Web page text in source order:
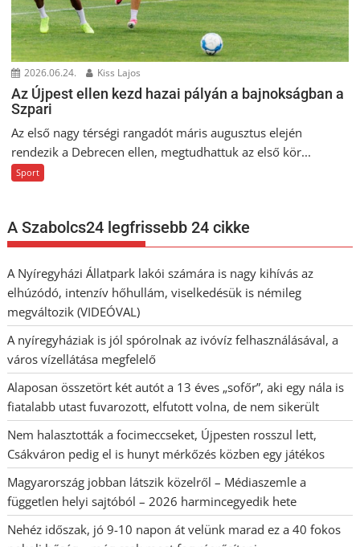
2026.06.24. Kiss Lajos
Az Újpest ellen kezd hazai pályán a bajnokságban a
Szpari
Az első nagy térségi rangadót máris augusztus elején
rendezik a Debrecen ellen, megtudhattuk az első kör...
Sport
A Szabolcs24 legfrissebb 24 cikke
A Nyíregyházi Állatpark lakói számára is nagy kihívás az
elhúzódó, intenzív hőhullám, viselkedésük is némileg
megváltozik (VIDEÓVAL)
A nyíregyháziak is jól spórolnak az ivóvíz felhasználásával, a
város vízellátása megfelelő
Alaposan összetört két autót a 13 éves „sofőr”, aki egy nála is
fiatalabb utast fuvarozott, elfutott volna, de nem sikerült
Nem halasztották a focimeccseket, Újpesten rosszul lett,
Csákváron pedig el is hunyt mérkőzés közben egy játékos
Magyarország jobban látszik közelről – Médiaszemle a
független helyi sajtóból – 2026 harmincegyedik hete
Nehéz időszak, jó 9-10 napon át velünk marad ez a 40 fokos